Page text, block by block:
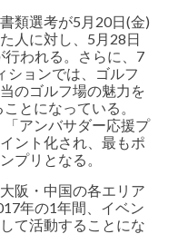
類選考が5月20日(金)
人に対し、5月28日
われる。さらに、7
ションでは、ゴルフ
のゴルフ場の魅力を
とになっている。
「アンバサダー応援プ
ント化され、最もポ
プリとなる。
阪・中国の各エリア
年の1年間、イベン
て活動することにな